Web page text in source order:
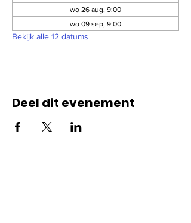
wo 26 aug, 9:00
wo 09 sep, 9:00
Bekijk alle 12 datums
Deel dit evenement